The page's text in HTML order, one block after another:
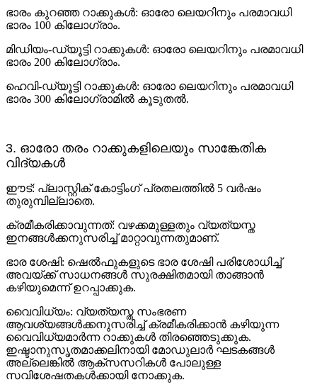
ഭാരം കുറഞ്ഞ റാക്കുകൾ: ഓരോ ലെയറിനും പരമാവധി
ഭാരം 100 കിലോഗ്രാം.
മിഡിയം-ഡ്യൂട്ടി റാക്കുകൾ: ഓരോ ലെയറിനും പരമാവധി
ഭാരം 200 കിലോഗ്രാം.
ഹെവി-ഡ്യൂട്ടി റാക്കുകൾ: ഓരോ ലെയറിനും പരമാവധി
ഭാരം 300 കിലോഗ്രാമിൽ കൂടുതൽ.
3. ഓരോ തരം റാക്കുകളിലെയും സാങ്കേതിക
വിദ്യകൾ
ഈട്: പ്ലാസ്റ്റിക് കോട്ടിംഗ് പ്രതലത്തിൽ 5 വർഷം
തുരുമ്പില്ലാതെ.
ക്രമീകരിക്കാവുന്നത്: വഴക്കമുള്ളതും വ്യത്യസ്ത
ഇനങ്ങൾക്കനുസരിച്ച് മാറ്റാവുന്നതുമാണ്.
ഭാര ശേഷി: ഷെൽഫുകളുടെ ഭാര ശേഷി പരിശോധിച്ച്
അവയ്ക്ക് സാധനങ്ങൾ സുരക്ഷിതമായി താങ്ങാൻ
കഴിയുമെന്ന് ഉറപ്പാക്കുക.
വൈവിധ്യം: വ്യത്യസ്ത സംഭരണ ​​
ആവശ്യങ്ങൾക്കനുസരിച്ച് ക്രമീകരിക്കാൻ കഴിയുന്ന
വൈവിധ്യമാർന്ന റാക്കുകൾ തിരഞ്ഞെടുക്കുക.
ഇഷ്ടാനുസൃതമാക്കലിനായി മോഡുലാർ ഘടകങ്ങൾ
അല്ലെങ്കിൽ ആക്സസറികൾ പോലുള്ള
സവിശേഷതകൾക്കായി നോക്കുക.